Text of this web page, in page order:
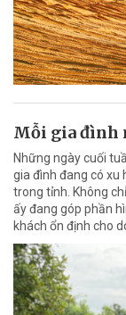
Mỗi gia đình
Những ngày cuối
gia đình đang có xu
trong tỉnh. Không
ấy đang góp phần
khách ổn định cho